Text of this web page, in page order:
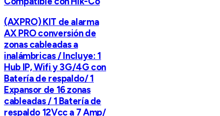
(AXPRO) KIT de alarma
AX PRO conversión de
zonas cableadas a
inalámbricas / Incluye: 1
Hub IP, Wifi y 3G/4G con
Batería de respaldo/ 1
Expansor de 16 zonas
cableadas / 1 Batería de
respaldo 12Vcc a 7 Amp/